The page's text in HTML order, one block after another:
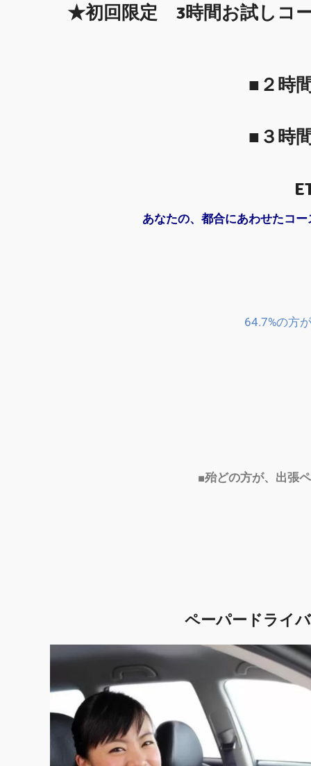
★初回限定 3時間お試し
■２時
■３時
あなたの、都合にあわせたコ
64.7%の方
■殆どの方が、出張
ペーパードライ